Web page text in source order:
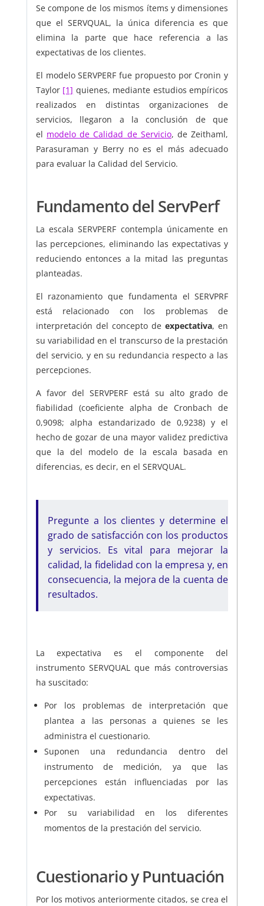
Se compone de los mismos ítems y dimensiones
que el SERVQUAL, la única diferencia es que
elimina la parte que hace referencia a las
expectativas de los clientes.
El modelo SERVPERF fue propuesto por Cronin y
Taylor [1] quienes, mediante estudios empíricos
realizados en distintas organizaciones de
servicios, llegaron a la conclusión de que
el modelo de Calidad de Servicio, de Zeithaml,
Parasuraman y Berry no es el más adecuado
para evaluar la Calidad del Servicio.
Fundamento del ServPerf
La escala SERVPERF contempla únicamente en
las percepciones, eliminando las expectativas y
reduciendo entonces a la mitad las preguntas
planteadas.
El razonamiento que fundamenta el SERVPRF
está relacionado con los problemas de
interpretación del concepto deexpectativa, en
su variabilidad en el transcurso de la prestación
del servicio, y en su redundancia respecto a las
percepciones.
A favor del SERVPERF está su alto grado de
fiabilidad (coeficiente alpha de Cronbach de
0,9098; alpha estandarizado de 0,9238) y el
hecho de gozar de una mayor validez predictiva
que la del modelo de la escala basada en
diferencias, es decir, en el SERVQUAL.
Pregunte a los clientes y determine el
grado de satisfacción con los productos
y servicios. Es vital para mejorar la
calidad, la fidelidad con la empresa y, en
consecuencia, la mejora de la cuenta de
resultados.
La expectativa es el componente del
instrumento SERVQUAL que más controversias
ha suscitado:
Por los problemas de interpretación que
plantea a las personas a quienes se les
administra el cuestionario.
Suponen una redundancia dentro del
instrumento de medición, ya que las
percepciones están influenciadas por las
expectativas.
Por su variabilidad en los diferentes
momentos de la prestación del servicio.
Cuestionario y Puntuación
Por los motivos anteriormente citados, se crea el